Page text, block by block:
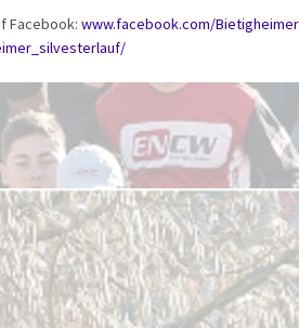
Facebook:www.facebook.com/